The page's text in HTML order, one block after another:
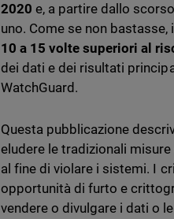
2020e, a partire dallo
uno. Come se non
10 a 15 volte superiori al
dei dati e dei risultati
WatchGuard.
Questa pubblicazione
eludere le tradizionali
al fine di violare i sistemi. I
opportunità di furto e
vendere o divulgare i dati o